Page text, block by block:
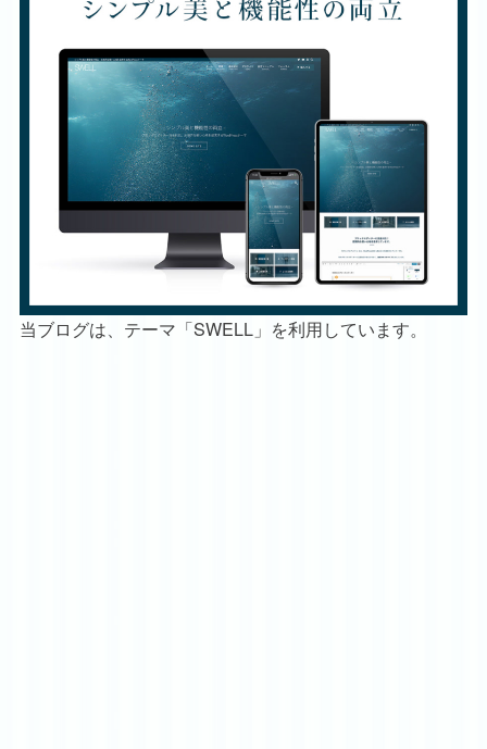
当ブログは、テーマ「SWELL」を利用しています。